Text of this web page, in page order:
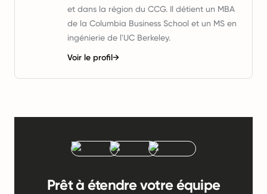
et dans la région du CCG. Il détient un MBA
de la Columbia Business School et un MS en
ingénierie de l'UC Berkeley.
Voir le profil→
Prêt à étendre votre équipe